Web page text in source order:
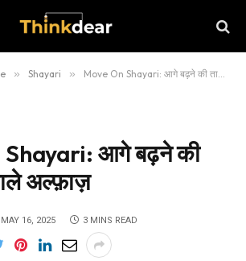
» Shayari » Move On Shayari: आगे बढ़ने की ताक़त देने वाले अल्फ़ाज़
आगे बढ़ने की
अल्फ़ाज़
MAY 16, 2025 3 MINS READ